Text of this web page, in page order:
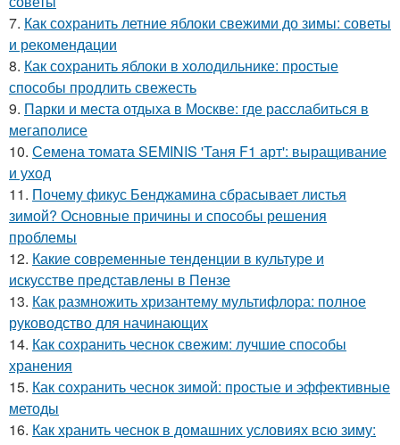
7. Как сохранить летние яблоки свежими до зимы: советы
и рекомендации
8. Как сохранить яблоки в холодильнике: простые
способы продлить свежесть
9. Парки и места отдыха в Москве: где расслабиться в
мегаполисе
10. Семена томата SEMINIS 'Таня F1 арт': выращивание
и уход
11. Почему фикус Бенджамина сбрасывает листья
зимой? Основные причины и способы решения
проблемы
12. Какие современные тенденции в культуре и
искусстве представлены в Пензе
13. Как размножить хризантему мультифлора: полное
руководство для начинающих
14. Как сохранить чеснок свежим: лучшие способы
хранения
15. Как сохранить чеснок зимой: простые и эффективные
методы
16. Как хранить чеснок в домашних условиях всю зиму: